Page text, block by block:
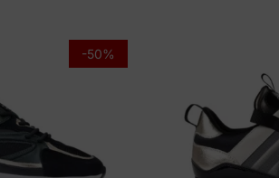
-50%